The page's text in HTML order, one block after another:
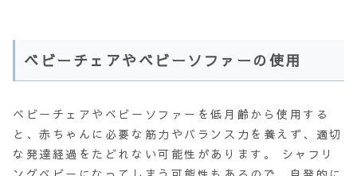
ベビーチェアやベビーソファーの使用
ベビーチェアやベビーソファーを低月齢から使用する
と、赤ちゃんに必要な筋力やバランス力を養えず、適切
な発達経過をたどれない可能性があります。 シャフリ